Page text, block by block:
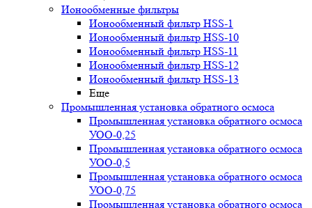
Ионообменные фильтры
Ионообменный фильтр HSS-1
Ионообменный фильтр HSS-10
Ионообменный фильтр HSS-11
Ионообменный фильтр HSS-12
Ионообменный фильтр HSS-13
Еще
Промышленная установка обратного осмоса
Промышленная установка обратного осмоса
УОО-0,25
Промышленная установка обратного осмоса
УОО-0,5
Промышленная установка обратного осмоса
УОО-0,75
Промышленная установка обратного осмоса